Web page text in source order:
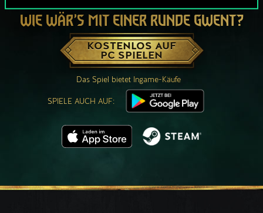
WIE WÄR’S MIT EINER RUNDE GWENT?
KOSTENLOS AUF
PC SPIELEN
Das Spiel bietet Ingame-Käufe
SPIELE AUCH AUF: